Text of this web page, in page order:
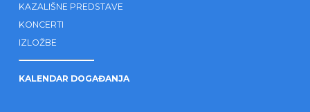
KAZALIŠNE PREDSTAVE
KONCERTI
IZLOŽBE
KALENDAR DOGAĐANJA